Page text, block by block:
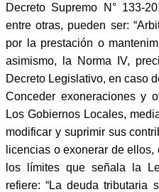
Decreto Supremo N° 133-
entre otras, pueden ser:
por la prestación o
asimismo, la Norma IV,
Decreto Legislativo, en caso
Conceder exoneraciones y
Los Gobiernos Locales,
modificar y suprimir sus
licencias o exonerar de
los límites que señala la
refiere: “La deuda tributaria